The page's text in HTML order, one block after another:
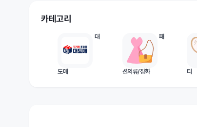
카테고리
대
도매
패
션의류/잡화 티